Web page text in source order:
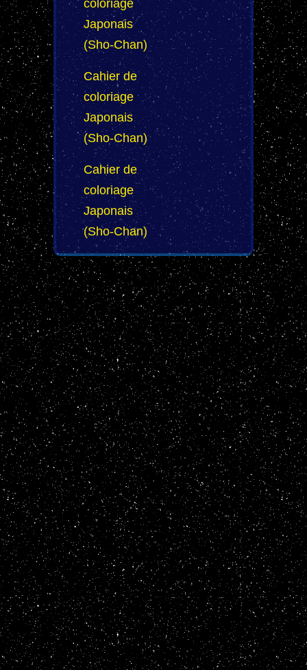
coloriage
Japonais
(Sho-Chan)
Cahier de
coloriage
Japonais
(Sho-Chan)
Cahier de
coloriage
Japonais
(Sho-Chan)